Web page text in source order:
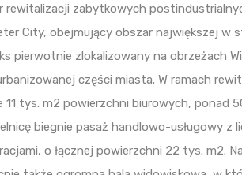
rewitalizacji zabytkowych
City, obejmujący obszar największej w
pierwotnie zlokalizowany na obrzeżach
części miasta. W ramach
11 tys. m2 powierzchni biurowych, ponad
biegnie pasaż handlowo-usługowy z
o łącznej powierzchni 22 tys. m2.